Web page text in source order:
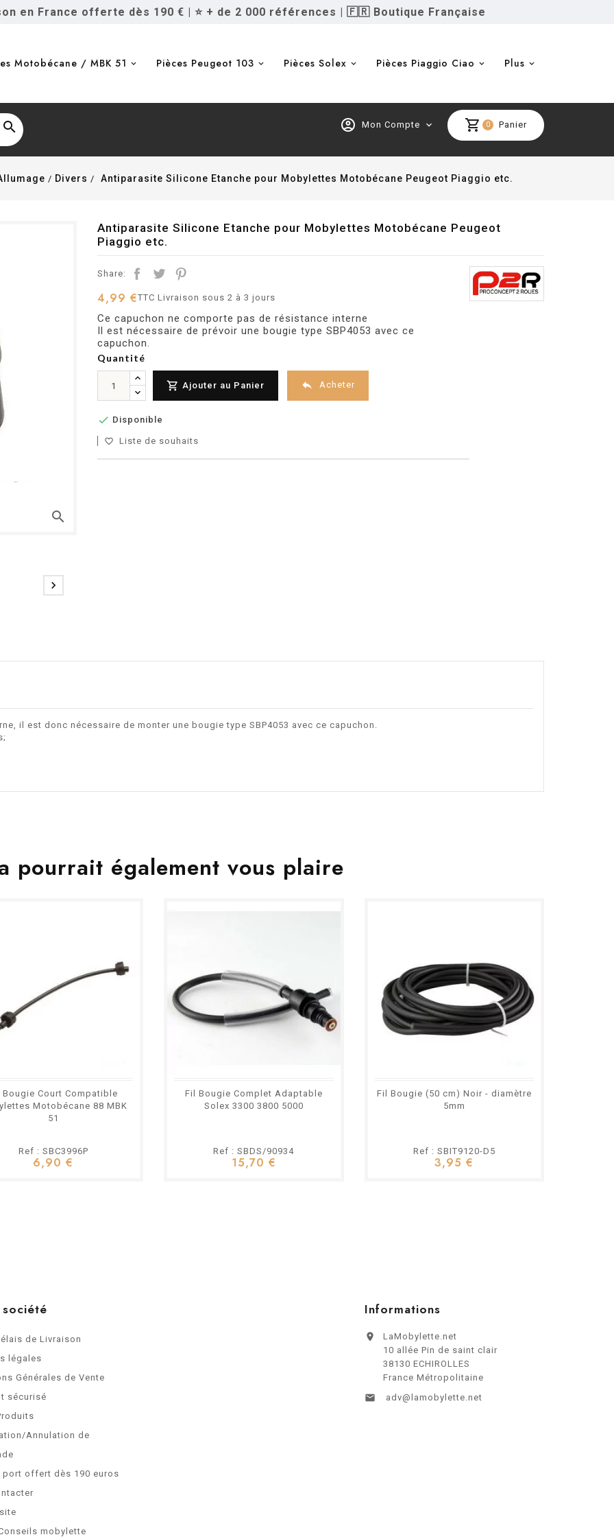
en France offerte dès 190 € | ⭐ + de 2 000 références | 🇫🇷 Boutique Française
Motobécane / MBK 51 Pièces Peugeot 103 Pièces Solex Pièces Piaggio Ciao Plus
 shopping_cart 0 Panier
account_circle Mon Compte expand_more
Divers Antiparasite Silicone Etanche pour Mobylettes Motobécane Peugeot Piaggio etc.
search

Antiparasite Silicone Etanche pour Mobylettes Motobécane Peugeot
Piaggio etc.
Share:
4,99 €TTC Livraison sous 2 à 3 jours
Ce capuchon ne comporte pas de résistance interne
Il est nécessaire de prévoir une bougie type SBP4053 avec ce
capuchon.
Quantité
 Ajouter au Panier  Acheter
 Disponible
favorite_border Liste de souhaits
il est donc nécessaire de monter une bougie type SBP4053 avec ce capuchon.
pourrait également vous plaire
Bougie Court Compatible
Motobécane 88 MBK
51
Ref : SBC3996P
6,90 €
Fil Bougie Complet Adaptable
Solex 3300 3800 5000
Ref : SBDS/90934
15,70 €
Fil Bougie (50 cm) Noir - diamètre
5mm
Ref : SBIT9120-D5
3,95 €
de Livraison
légales
Générales de Vente
sécurisé
Annulation de
port offert dès 190 euros
mobylette
Informations

LaMobylette.net
10 allée Pin de saint clair
38130 ECHIROLLES
France Métropolitaine
 adv@lamobylette.net